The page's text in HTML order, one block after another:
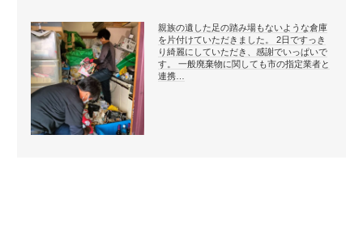
親族の遺した足の踏み場もないような倉庫
を片付けていただきました。 2日ですっき
り綺麗にしていただき、感謝でいっぱいで
す。 一般廃棄物に関しても市の指定業者と
連携…